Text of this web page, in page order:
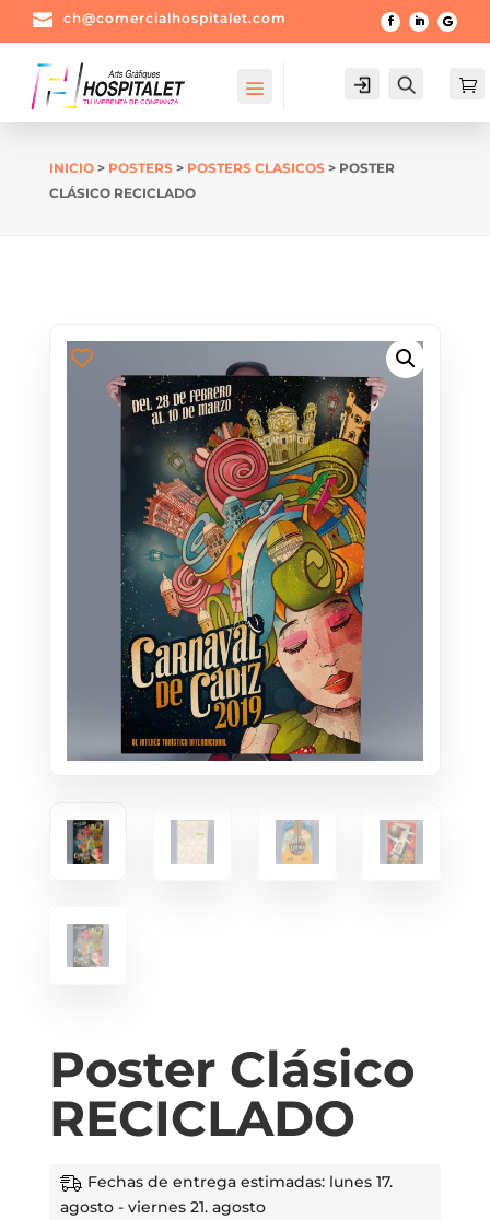
 ch@comercialhospitalet.com
Login Buscar
INICIO> POSTERS> POSTERS CLASICOS> POSTER
CLÁSICO RECICLADO
Poster Clásico
RECICLADO
Fechas de entrega estimadas: lunes 17.
agosto - viernes 21. agosto